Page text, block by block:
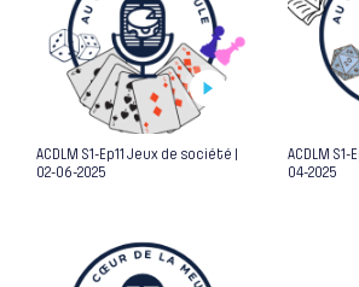
ACDLM S1-Ep11 Jeux de société |
02-06-2025
ACDLM
04-2025